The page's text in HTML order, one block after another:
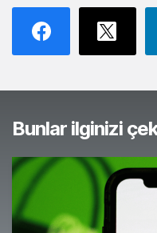
Bunlar ilginizi